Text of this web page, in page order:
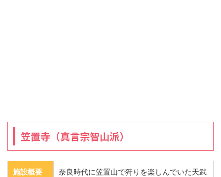
笠置寺（真言宗智山派）
施設概要
奈良時代に笠置山で狩りを楽しんでいた天武